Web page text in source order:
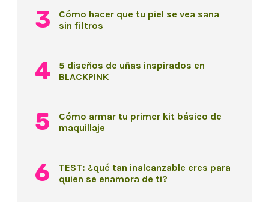
Cómo hacer que tu piel se vea sana
sin filtros
5 diseños de uñas inspirados en
BLACKPINK
Cómo armar tu primer kit básico de
maquillaje
TEST: ¿qué tan inalcanzable eres para
quien se enamora de ti?